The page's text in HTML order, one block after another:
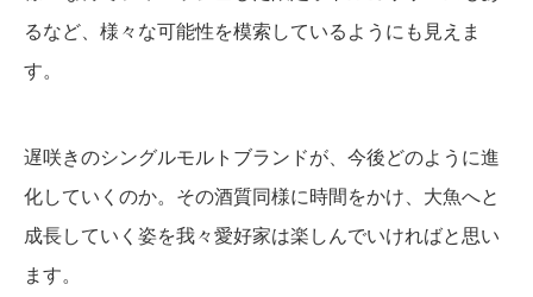
るなど、様々な可能性を模索しているようにも見えま
す。
遅咲きのシングルモルトブランドが、今後どのように進
化していくのか。その酒質同様に時間をかけ、大魚へと
成長していく姿を我々愛好家は楽しんでいければと思い
ます。